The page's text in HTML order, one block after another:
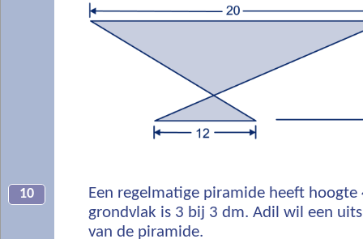
10
Een regelmatige piramide heeft hoogte
grondvlak is 3 bij 3 dm. Adil wil een
van de piramide.